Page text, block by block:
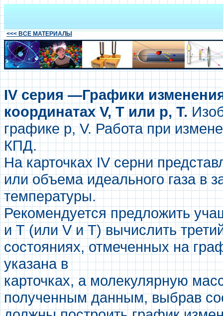
<<< ВСЕ МАТЕРИАЛЫ
IV серия —Графики
координатах V, Т или р, Т.
графике р, V. Работа при
КПД.
На карточках IV серни
или объема идеального газа в
температуры.
Рекомендуется предложить
и Т (или V и Т) вычислить
состояниях, отмеченных на
указана в
карточках, а молекулярную
полученным данным, выбрав